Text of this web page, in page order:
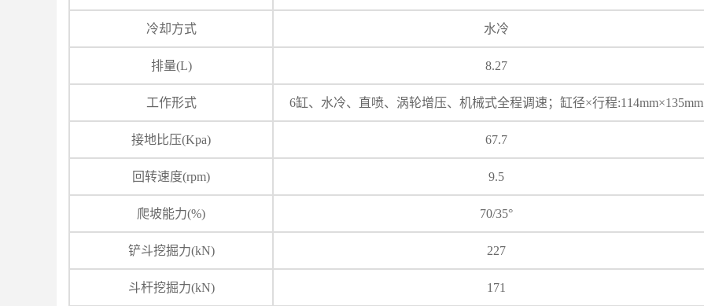
冷却方式 水冷
排量(L) 8.27
工作形式 6缸、水冷、直喷、涡轮增压、机械式全程调速；缸径×行程:114mm×135mm
接地比压(Kpa) 67.7
回转速度(rpm) 9.5
爬坡能力(%) 70/35°
铲斗挖掘力(kN) 227
斗杆挖掘力(kN) 171